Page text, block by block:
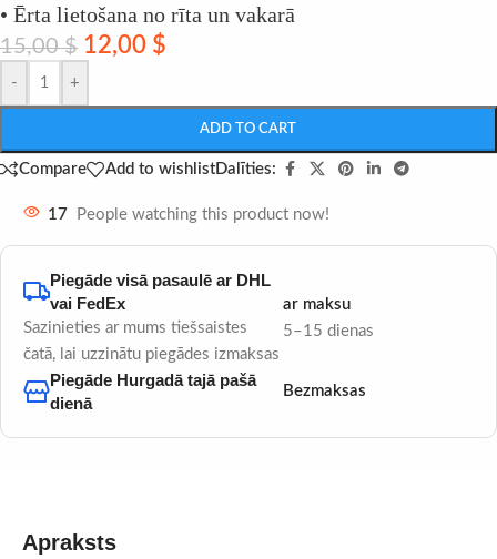
• Ērta lietošana no rīta un vakarā
15,00$ 12,00 $
- +
ADD TO CART
Compare Add to wishlistDalīties:
17 People watching this product now!
Piegāde visā pasaulē ar DHL
vai FedEx
Sazinieties ar mums tiešsaistes
čatā, lai uzzinātu piegādes izmaksas
5–15 dienas
ar maksu
Piegāde Hurgadā tajā pašā
dienā
Bezmaksas
Apraksts